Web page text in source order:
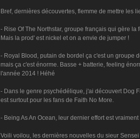
Bref, dernières découvertes, flemme de mettre les
- Rise Of The Northstar, groupe français qui gère
Mais la prod' est nickel et on a envie de jumper !
- Royal Blood, putain de bordel ça c'est un groupe
mais ça c'est énorme. Basse + batterie, feeling
l'année 2014 ! Héhé
- Dans le genre psychédélique, j'ai découvert Dog
est surtout pour les fans de Faith No More.
- Being As An Ocean, leur dernier effort est
Voili voilou, les dernières nouvelles du sieur Sensei